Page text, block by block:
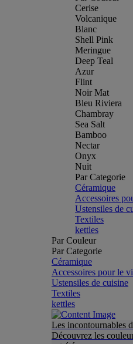
Cerise
Volcanique
Blanc
Shell Pink
Meringue
Deep Teal
Azur
Flint
Noir Mat
Bleu Riviera
Chambray
Sea Salt
Bamboo
Nectar
Onyx
Nuit
Par Categorie
Céramique
Accessoires
Ustensiles de
Textiles
kettles
Par Couleur
Par Categorie
Céramique
Accessoires pour le
Ustensiles de cuisine
Textiles
kettles
Les incontournables
Découvrez les